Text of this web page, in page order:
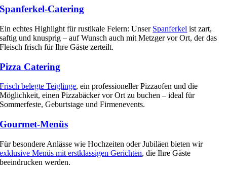
Spanferkel-Catering
Ein echtes Highlight für rustikale Feiern: Unser Spanferkel ist zart,
saftig und knusprig – auf Wunsch auch mit Metzger vor Ort, der das
Fleisch frisch für Ihre Gäste zerteilt.
Pizza Catering
Frisch belegte Teiglinge, ein professioneller Pizzaofen und die
Möglichkeit, einen Pizzabäcker vor Ort zu buchen – ideal für
Sommerfeste, Geburtstage und Firmenevents.
Gourmet-Menüs
Für besondere Anlässe wie Hochzeiten oder Jubiläen bieten wir
exklusive Menüs mit erstklassigen Gerichten, die Ihre Gäste
beeindrucken werden.